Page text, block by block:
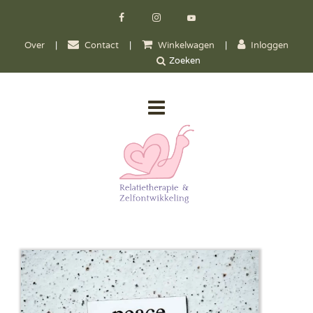
Over | Contact | Winkelwagen | Inloggen